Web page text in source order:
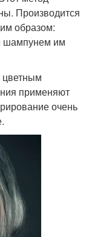
Производится
образом:
шампунем им
цветным
применяют
очень